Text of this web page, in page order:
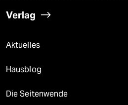
Verlag
Aktuelles
Hausblog
Die Seitenwende